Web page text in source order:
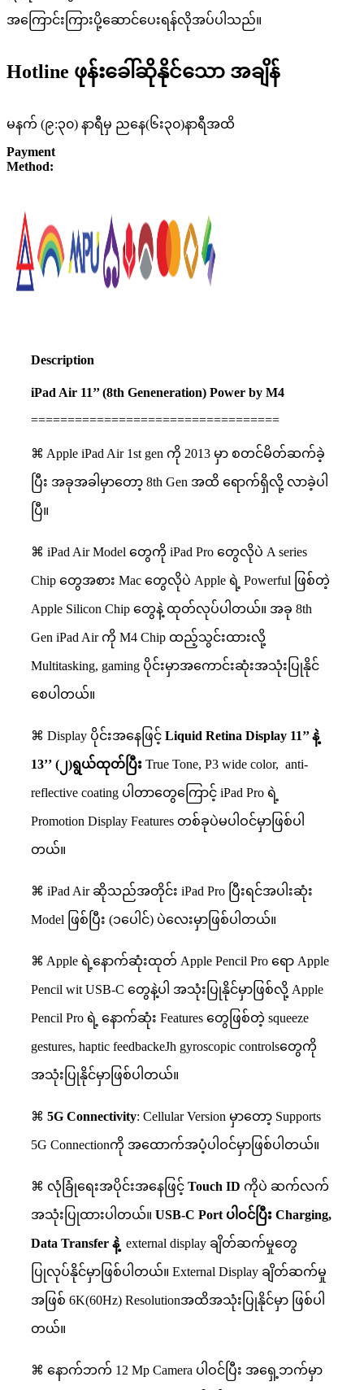
အကြောင်းကြားပို့ဆောင်ပေးရန်လိုအပ်ပါသည်။
Hotline ဖုန်းခေါ်ဆိုနိုင်သော အချိန်
မနက် (၉:၃၀) နာရီမှ ညနေ(၆း၃၀)နာရီအထိ
Payment
Method:
Description
iPad Air 11’’ (8th Geneneration) Power by M4
==================================
⌘ Apple iPad Air 1st gen ကို 2013 မှာ စတင်မိတ်ဆက်ခဲ့
ပြီး အခုအခါမှာတော့ 8th Gen အထိ ရောက်ရှိလို့ လာခဲ့ပါ
ပြီ။
⌘ iPad Air Model တွေကို iPad Pro တွေလိုပဲ A series
Chip တွေအစား Mac တွေလိုပဲ Apple ရဲ့ Powerful ဖြစ်တဲ့
Apple Silicon Chip တွေနဲ့ ထုတ်လုပ်ပါတယ်။ အခု 8th
Gen iPad Air ကို M4 Chip ထည့်သွင်းထားလို့
Multitasking, gaming ပိုင်းမှာအကောင်းဆုံးအသုံးပြုနိုင်
စေပါတယ်။
⌘ Display ပိုင်းအနေဖြင့် Liquid Retina Display 11’’နဲ့
13’’ ( ၂)ရွယ်ထုတ်ပြီး True Tone, P3 wide color, anti-
reflective coating ပါတာတွေကြောင့် iPad Pro ရဲ့
Promotion Display Features တစ်ခုပဲမပါဝင်မှာဖြစ်ပါ
တယ်။
⌘ iPad Air ဆိုသည်အတိုင်း iPad Pro ပြီးရင်အပါးဆုံး
Model ဖြစ်ပြီး (၁ပေါင်) ပဲလေးမှာဖြစ်ပါတယ်။
⌘ Apple ရဲ့နောက်ဆုံးထုတ် Apple Pencil Pro ရော Apple
Pencil wit USB-C တွေနဲ့ပါ အသုံးပြုနိုင်မှာဖြစ်လို့ Apple
Pencil Pro ရဲ့ နောက်ဆုံး Features တွေဖြစ်တဲ့ squeeze
gestures, haptic feedbackeJh gyroscopic controlsတွေကို
အသုံးပြုနိုင်မှာဖြစ်ပါတယ်။
⌘ 5G Connectivity: Cellular Version မှာတော့ Supports
5G Connectionကို အထောက်အပံ့ပါဝင်မှာဖြစ်ပါတယ်။
⌘ လုံခြုံရေးအပိုင်းအနေဖြင့် Touch ID ကိုပဲ ဆက်လက်
အသုံးပြုထားပါတယ်။ USB-C Port ပါဝင်ပြီး Charging,
Data Transfer နဲ့ external display ချိတ်ဆက်မှုတွေ
ပြုလုပ်နိုင်မှာဖြစ်ပါတယ်။ External Display ချိတ်ဆက်မှု
အဖြစ် 6K(60Hz) Resolutionအထိအသုံးပြုနိုင်မှာ ဖြစ်ပါ
တယ်။
⌘ နောက်ဘက် 12 Mp Camera ပါဝင်ပြီး အရှေ့ဘက်မှာ